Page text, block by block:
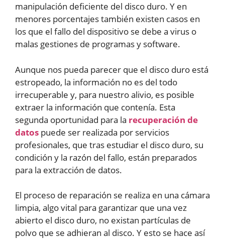
manipulación deficiente del disco duro. Y en
menores porcentajes también existen casos en
los que el fallo del dispositivo se debe a virus o
malas gestiones de programas y software.
Aunque nos pueda parecer que el disco duro está
estropeado, la información no es del todo
irrecuperable y, para nuestro alivio, es posible
extraer la información que contenía. Esta
segunda oportunidad para la recuperación de
datos puede ser realizada por servicios
profesionales, que tras estudiar el disco duro, su
condición y la razón del fallo, están preparados
para la extracción de datos.
El proceso de reparación se realiza en una cámara
limpia, algo vital para garantizar que una vez
abierto el disco duro, no existan partículas de
polvo que se adhieran al disco. Y esto se hace así